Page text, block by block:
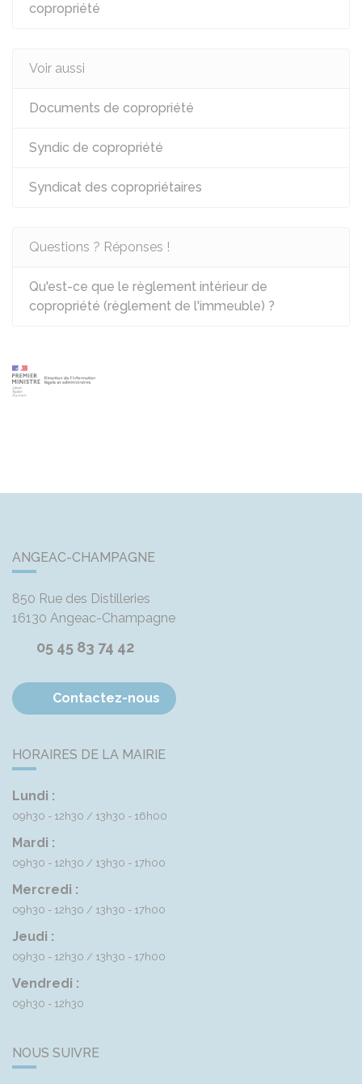
copropriété
Voir aussi
Documents de copropriété
Syndic de copropriété
Syndicat des copropriétaires
Questions ? Réponses !
Qu'est-ce que le règlement intérieur de
copropriété (règlement de l'immeuble) ?
ANGEAC-CHAMPAGNE
850 Rue des Distilleries
16130 Angeac-Champagne
05 45 83 74 42
Contactez-nous
HORAIRES DE LA MAIRIE
Lundi :
09h30 - 12h30 13h30 - 16h00
Mardi :
09h30 - 12h30 13h30 - 17h00
Mercredi :
09h30 - 12h30 13h30 - 17h00
Jeudi :
09h30 - 12h30 13h30 - 17h00
Vendredi :
09h30 - 12h30
NOUS SUIVRE